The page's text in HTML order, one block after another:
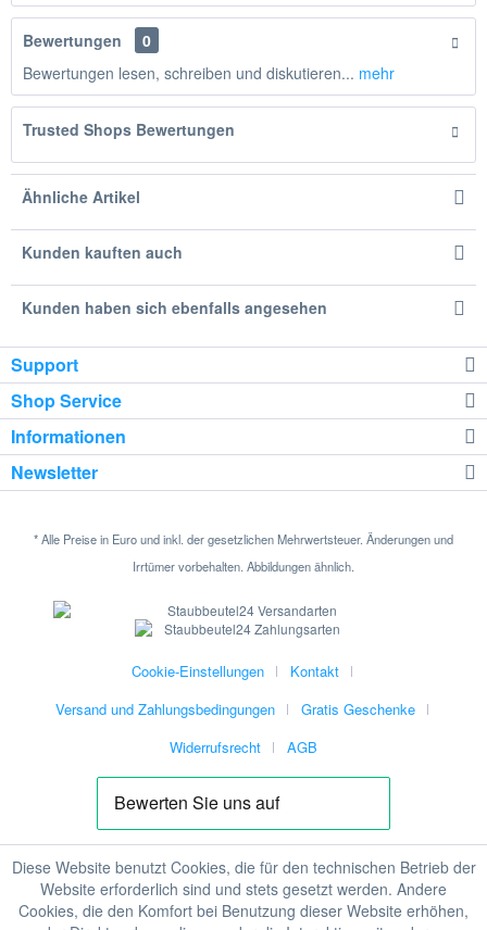
Bewertungen
0
Bewertungen lesen, schreiben und diskutieren... mehr
Trusted Shops Bewertungen
Ähnliche Artikel
Kunden kauften auch
Kunden haben sich ebenfalls angesehen
Support
Shop Service
Informationen
Newsletter
* Alle Preise in Euro und inkl. der gesetzlichen Mehrwertsteuer. Änderungen und
Irrtümer vorbehalten. Abbildungen ähnlich.
Cookie-Einstellungen
Kontakt
Versand und Zahlungsbedingungen
Gratis Geschenke
Widerrufsrecht
AGB
Diese Website benutzt Cookies, die für den technischen Betrieb der
Website erforderlich sind und stets gesetzt werden. Andere
Cookies, die den Komfort bei Benutzung dieser Website erhöhen,